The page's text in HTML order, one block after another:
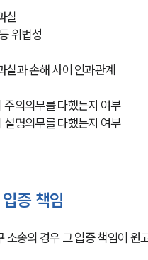
실
위법성
과 손해 사이 인과관계
주의의무를 다했는지 여부
설명의무를 다했는지 여부
증 책임
소송의 경우 그 입증 책임이 원